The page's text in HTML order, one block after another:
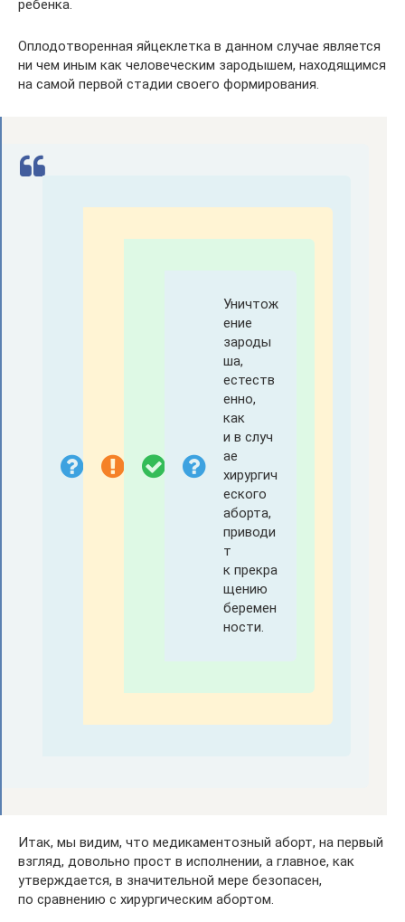
ребенка.
Оплодотворенная яйцеклетка в данном случае является
ни чем иным как человеческим зародышем, находящимся
на самой первой стадии своего формирования.
Уничтож
ение
зароды
ша,
естеств
енно,
как
и в случ
ае
хирургич
еского
аборта,
приводи
т
к прекра
щению
беремен
ности.
Итак, мы видим, что медикаментозный аборт, на первый
взгляд, довольно прост в исполнении, а главное, как
утверждается, в значительной мере безопасен,
по сравнению с хирургическим абортом.